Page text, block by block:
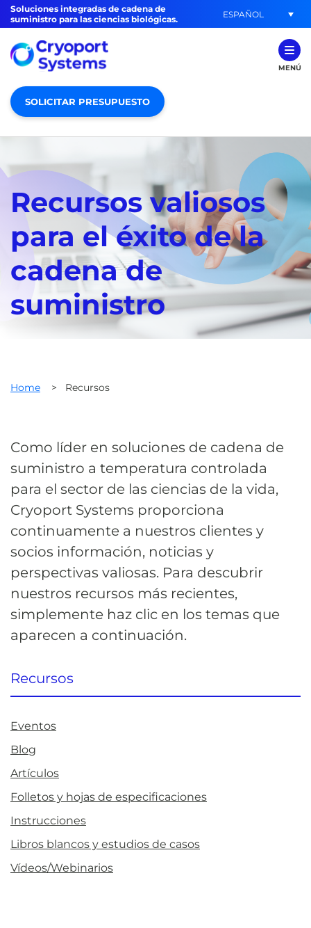
Soluciones integradas de cadena de
suministro para las ciencias biológicas.
ESPAÑOL
MENÚ
SOLICITAR PRESUPUESTO
Recursos valiosos
para el éxito de la
cadena de
suministro
Home > Recursos
Como líder en soluciones de cadena de
suministro a temperatura controlada
para el sector de las ciencias de la vida,
Cryoport Systems proporciona
continuamente a nuestros clientes y
socios información, noticias y
perspectivas valiosas. Para descubrir
nuestros recursos más recientes,
simplemente haz clic en los temas que
aparecen a continuación.
Recursos
Eventos
Blog
Artículos
Folletos y hojas de especificaciones
Instrucciones
Libros blancos y estudios de casos
Vídeos/Webinarios